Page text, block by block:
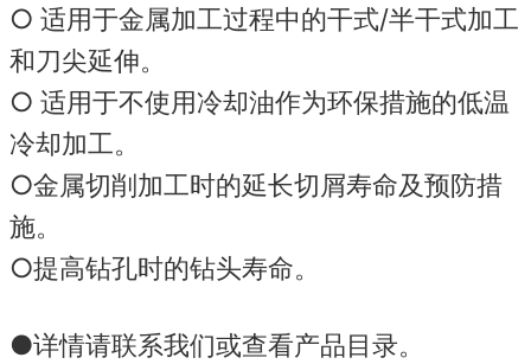
○ 适用于金属加工过程中的干式/半干式加工
和刀尖延伸。
○ 适用于不使用冷却油作为环保措施的低温
冷却加工。
○金属切削加工时的延长切屑寿命及预防措
施。
○提高钻孔时的钻头寿命。
●详情请联系我们或查看产品目录。